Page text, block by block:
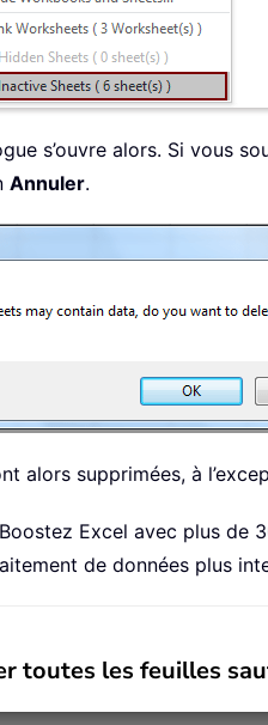
s’ouvre alors. Si vous
Annuler.
alors supprimées, à
Excel avec plus de
de données plus
toutes les feuilles